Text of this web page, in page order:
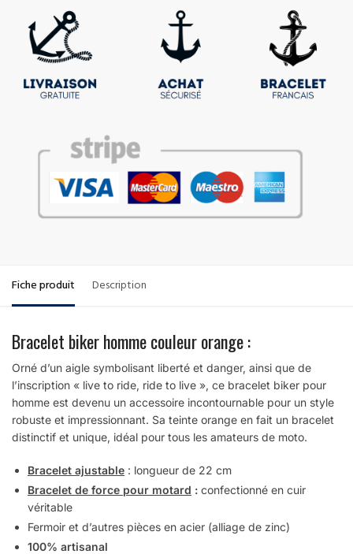
Fiche produit Description
Bracelet biker homme couleur orange :
Orné d’un aigle symbolisant liberté et danger, ainsi que de
l’inscription « live to ride, ride to live », ce bracelet biker pour
homme est devenu un accessoire incontournable pour un style
robuste et impressionnant. Sa teinte orange en fait un bracelet
distinctif et unique, idéal pour tous les amateurs de moto.
Bracelet ajustable : longueur de 22 cm
Bracelet de force pour motard : confectionné en cuir
véritable
Fermoir et d’autres pièces en acier (alliage de zinc)
100% artisanal